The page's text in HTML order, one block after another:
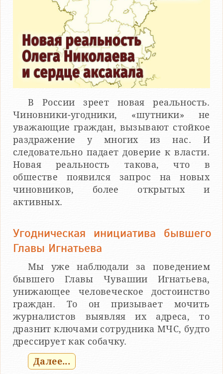
В России зреет новая реальность.
Чиновники-угодники, «шутники» не
уважающие граждан, вызывают стойкое
раздражение у многих из нас. И
следовательно падает доверие к власти.
Новая реальность такова, что в
обшестве появился запрос на новых
чиновников, более открытых и
активных.
Угодническая инициатива бывшего
Главы Игнатьева
Мы уже наблюдали за поведением
бывшего Главы Чувашии Игнатьева,
унижающее человеческое достоинство
граждан. То он призывает мочить
журналистов выявляя их адреса, то
дразнит ключами сотрудника МЧС, будто
дрессирует как собачку.
Далее...